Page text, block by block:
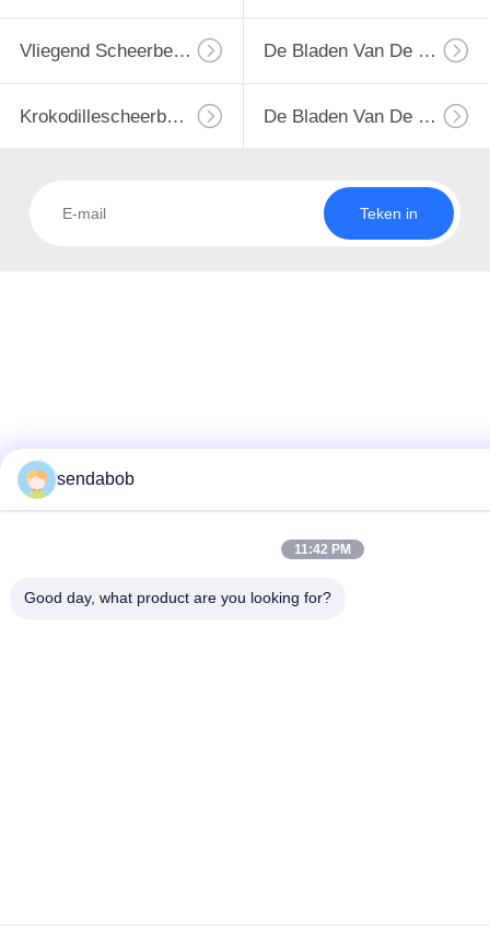
Vliegend Scheerbeurtblad De Bladen Van De Staalscheerbeurt
Krokodillescheerbeurtbladen De Bladen Van De Schrootbijl
Teken in
sendabob
11:42 PM
Good day, what product are you looking for?